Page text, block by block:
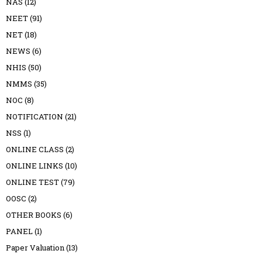
NEET(91)
NET(18)
NEWS (6)
NHIS (50)
NMMS (35)
NOC (8)
NOTIFICATION (21)
NSS (1)
ONLINE CLASS (2)
ONLINE LINKS (10)
ONLINE TEST(79)
OOSC (2)
OTHER BOOKS (6)
PANEL(1)
Paper Valuation(13)